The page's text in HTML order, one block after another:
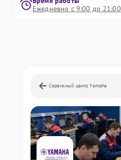
Ежедневно с 9:00 до 21:00
Сервисный центр Yamaha